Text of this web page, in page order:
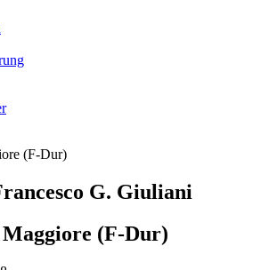
G. Giuliani
(F-Dur)